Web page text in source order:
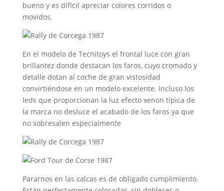
bueno y es difícil apreciar colores corridos o
movidos.
En el modelo de Tecnitoys el frontal luce con gran
brillantez donde destacan los faros, cuyo cromado y
detalle dotan al coche de gran vistosidad
convirtiéndose en un modelo excelente. Incluso los
leds que proporcionan la luz efecto xenon típica de
la marca no desluce el acabado de los faros ya que
no sobresalen especialmente
Pararnos en las calcas es de obligado cumplimiento.